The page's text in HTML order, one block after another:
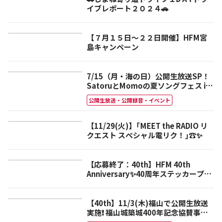
イブレポート２０２４🚗
【７月１５日～２２日開催】HFM宮
島キャンペーン
7/15（月・海の日）公開生放送SP！
SatoruとMomoの夏ソングフェス in
下蒲刈
公開生放送・公開録音・イベント
【11/29(火)】｢MEET the RADIO リ
クエスト スペシャル電リク！｣☎✨
【応募終了：40th】HFM 40th
Anniversary✨40周年ステッカープレ
【40th】11/3(木)福山で公開生放送
実施❗️ 福山城築城400年記念協賛事業